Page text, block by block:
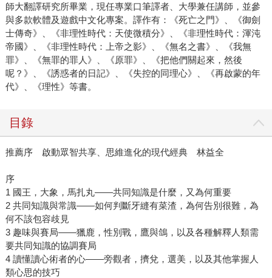
師大翻譯研究所畢業，現任專業口筆譯者、大學兼任講師，並參
與多款軟體及遊戲中文化專案。譯作有：《死亡之門》、《御劍
士傳奇》、《非理性時代：天使微積分》、《非理性時代：渾沌
帝國》、《非理性時代：上帝之影》、《無名之書》、《我無
罪》、《無罪的罪人》、《原罪》、《把他們關起來，然後
呢？》、《誘惑者的日記》、《失控的同理心》、《再啟蒙的年
代》、《理性》等書。
目錄
推薦序 啟動眾智共享、思維進化的現代經典 林益全
序
1 國王，大象，馬扎丸——共同知識是什麼，又為何重要
2 共同知識與常識——如何判斷牙縫有菜渣，為何告別很難，為
何不該包容歧見
3 趣味與賽局——獵鹿，性別戰，鷹與鴿，以及各種解釋人類需
要共同知識的協調賽局
4 讀懂讀心術者的心——旁觀者，擠兌，選美，以及其他掌握人
類心思的技巧